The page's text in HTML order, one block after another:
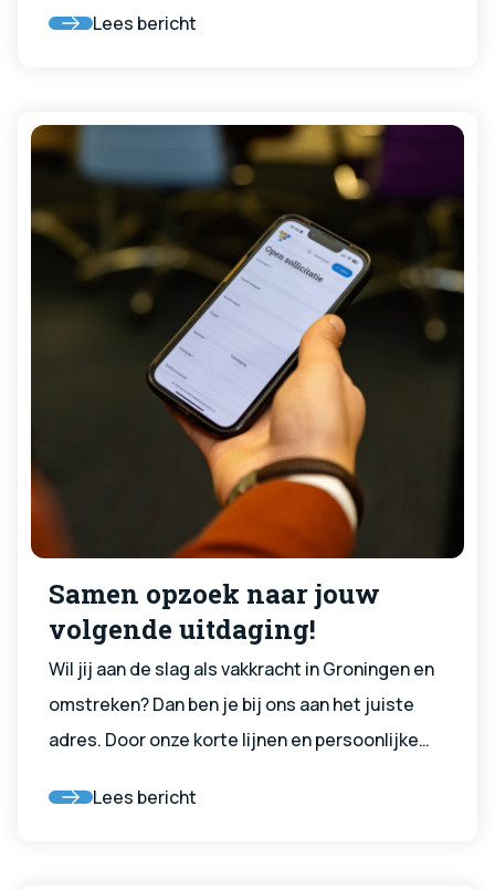
vlotte verwerking, en wat je moet doen als je
Lees bericht
Samen opzoek naar jouw
volgende uitdaging!
Wil jij aan de slag als vakkracht in Groningen en
omstreken? Dan ben je bij ons aan het juiste
adres. Door onze korte lijnen en persoonlijke
terecht komt.
Lees bericht